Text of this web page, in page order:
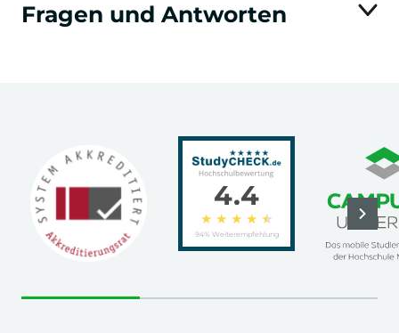
Fragen und Antworten
4.4
★ ★ ★ ★ ★
94% Weiterempfehlung